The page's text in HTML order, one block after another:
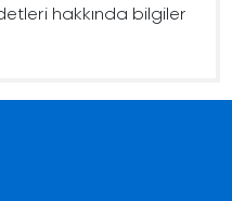
hakkında bilgiler